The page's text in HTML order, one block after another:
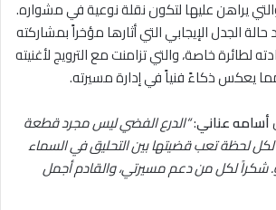
يراهن عليها لتكون نقلة نوعية في مشواره.
الجدل الإيجابي التي أثارها مؤخراً بمشاركته
لطائرة خاصة، والتي تزامنت مع الترويج لأغنيته
يعكس ذكاءً فنياً في إدارة مسيرته.
أسامه عناني:“الدرع الفضي ليس مجرد قطعة
لحظة تعب قضيتها بين التحليق في السماء
شكراً لكل من دعم مسيرتي، والقادم أجمل